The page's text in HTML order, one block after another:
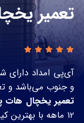
تعمیر
آی‌پی امداد دارای
و جنوب می‌باشد و
تعمیر یخچال هات
12 ماهه با بهترین کیفیت انجام می‌دهند.